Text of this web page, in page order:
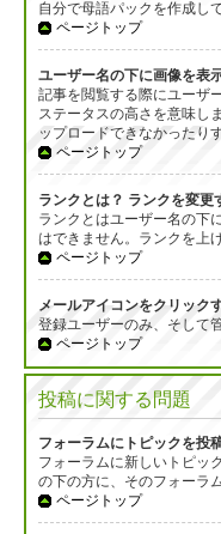
自分で母語パックを作成し
ページトップ
ユーザー名の下に画像を表
記事を閲覧する際にユーザ
ステータスの高さを意味し
ップロードできなかったり
ページトップ
ランクとは？ ランクを変更
ランクとはユーザー名の下
はできません。ランクを上
ページトップ
メールアイコンをクリック
登録ユーザーのみ、そして
ページトップ
投稿に関する問題
フォーラムにトピックを投
フォーラムに新しいトピッ
の下の方に、そのフォーラ
ページトップ